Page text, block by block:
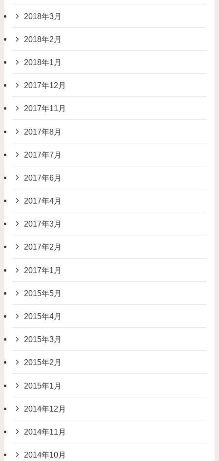
2018年3月
2018年2月
2018年1月
2017年12月
2017年11月
2017年8月
2017年7月
2017年6月
2017年4月
2017年3月
2017年2月
2017年1月
2015年5月
2015年4月
2015年3月
2015年2月
2015年1月
2014年12月
2014年11月
2014年10月